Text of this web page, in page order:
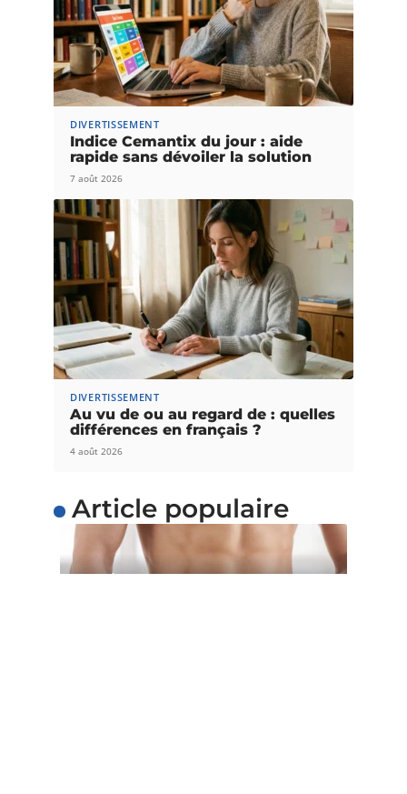
DIVERTISSEMENT
Indice Cemantix du jour : aide
rapide sans dévoiler la solution
7 août 2026
DIVERTISSEMENT
Au vu de ou au regard de : quelles
différences en français ?
4 août 2026
Article populaire